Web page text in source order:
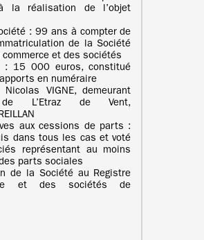
la réalisation de l’objet
: 99 ans à compter de
de la Société
commerce et des sociétés
: 15 000 euros, constitué
en numéraire
VIGNE, demeurant
L’Etraz de Vent,
aux cessions de parts :
dans tous les cas et voté
représentant au moins
parts sociales
de la Société au Registre
et des sociétés de